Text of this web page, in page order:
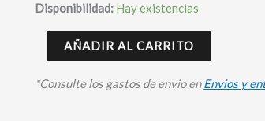
Disponibilidad: Hay existencias
AÑADIR AL CARRITO
*Consulte los gastos de envio enEnvios y